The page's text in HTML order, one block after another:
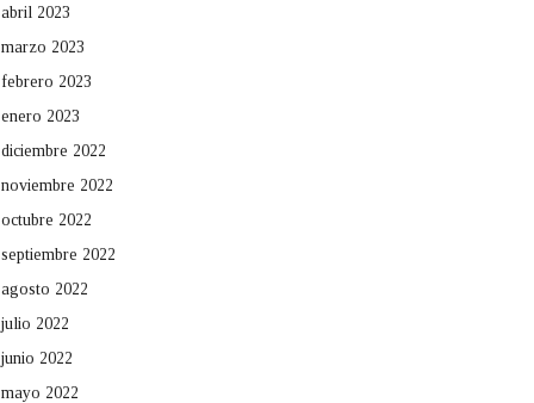
abril 2023
marzo 2023
febrero 2023
enero 2023
diciembre 2022
noviembre 2022
octubre 2022
septiembre 2022
agosto 2022
julio 2022
junio 2022
mayo 2022